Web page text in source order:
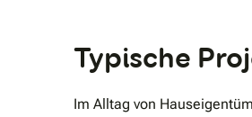
Typische
Im Alltag von